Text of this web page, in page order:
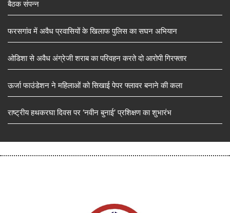
बैठक संपन्न
फरसगांव में अवैध प्रवासियों के खिलाफ पुलिस का सघन अभियान
ओडिशा से अवैध अंग्रेजी शराब का परिवहन करते दो आरोपी गिरफ्तार
ऊर्जा फाउंडेशन ने महिलाओं को सिखाई पेपर फ्लावर बनाने की कला
राष्ट्रीय हथकरघा दिवस पर ‘नवीन बुनाई’ प्रशिक्षण का शुभारंभ